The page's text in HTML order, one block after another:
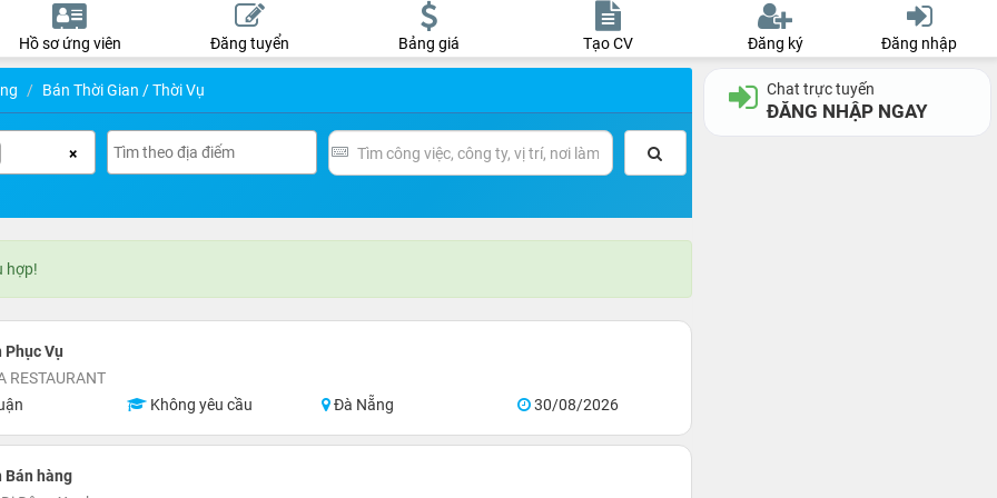
Hồ sơ ứng viên Đăng tuyển Bảng giá Tạo CV Đăng ký Đăng nhập
Bán Thời Gian / Thời Vụ
×
hợp!
Phục Vụ
RESTAURANT
Không yêu cầu Đà Nẵng 30/08/2026
Bán hàng
Chat trực tuyến
ĐĂNG NHẬP NGAY